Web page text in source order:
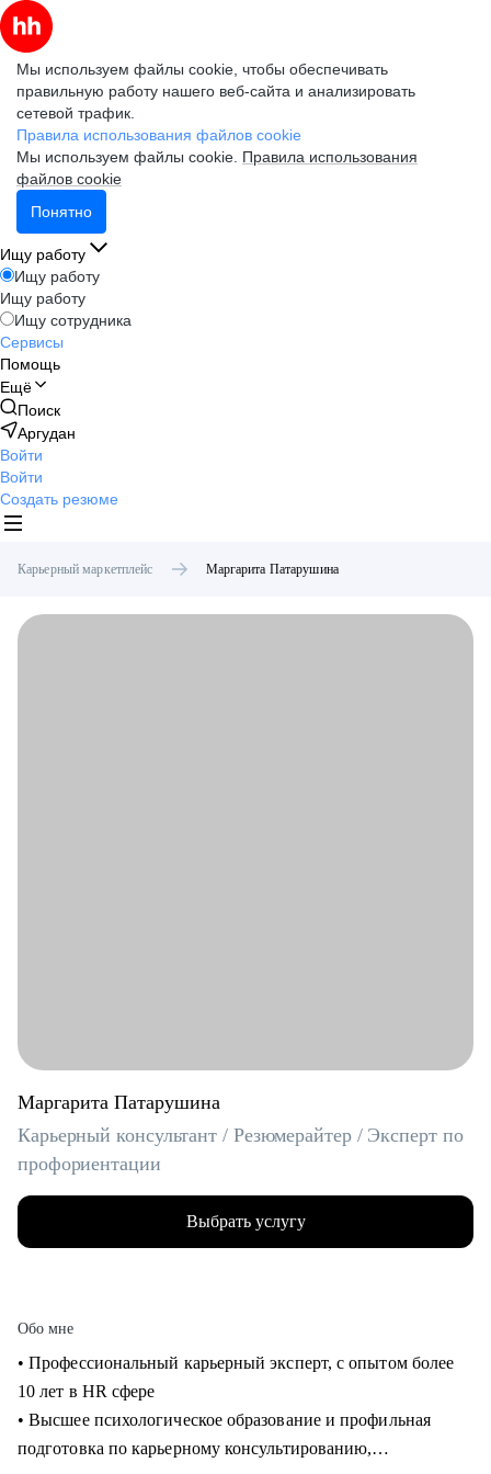
Мы используем файлы cookie, чтобы обеспечивать
правильную работу нашего веб-сайта и анализировать
сетевой трафик.
Правила использования файлов cookie
Мы используем файлы cookie. Правила использования
файлов cookie
Понятно
Ищу работу
Ищу работу
Ищу работу
Ищу сотрудника
Сервисы
Помощь
Ещё
Поиск
Аргудан
Войти
Войти
Создать резюме
Карьерный маркетплейс Маргарита Патарушина
Маргарита Патарушина
Карьерный консультант / Резюмерайтер / Эксперт по
профориентации
Выбрать услугу
Обо мне
• Профессиональный карьерный эксперт, с опытом более
10 лет в HR сфере
• Высшее психологическое образование и профильная
подготовка по карьерному консультированию,